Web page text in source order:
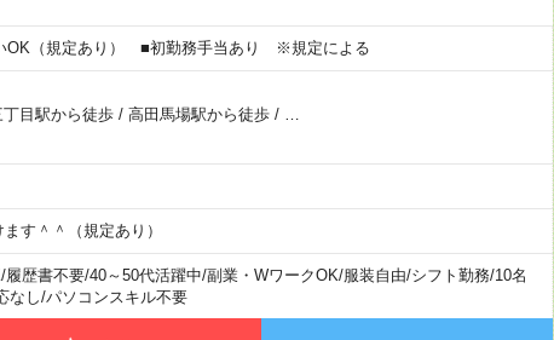
（規定あり） ■初勤務手当あり ※規定による
丁目駅から徒歩/ 高田馬場駅から徒歩/
す＾＾（規定あり）
/履歴書不要/40～50代活躍中/副業・WワークOK/服装自由/シフト勤務/10名
なし/パソコンスキル不要